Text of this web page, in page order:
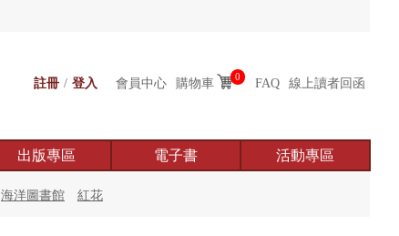
註冊 / 登入 會員中心 購物車 0 FAQ 線上讀者回函
出版專區 電子書 活動專區
海洋圖書館 紅花